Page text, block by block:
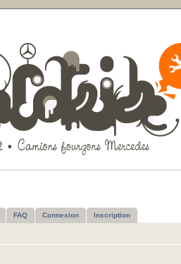
FAQ Connexion Inscription